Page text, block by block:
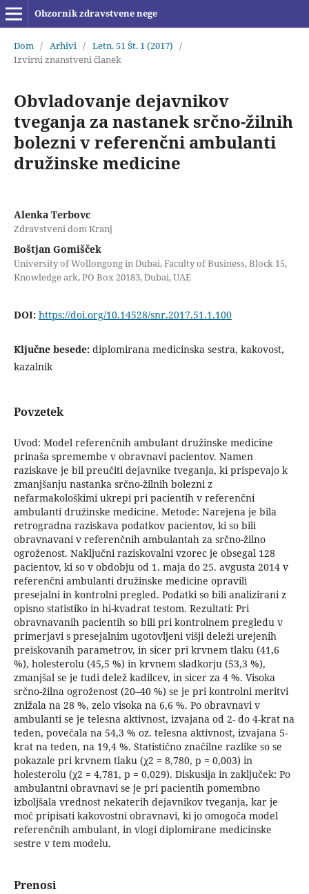
Obzornik zdravstvene nege
Dom / Arhivi / Letn. 51 Št. 1 (2017) /
Izvirni znanstveni članek
Obvladovanje dejavnikov
tveganja za nastanek srčno-žilnih
bolezni v referenčni ambulanti
družinske medicine
Alenka Terbovc
Zdravstveni dom Kranj
Boštjan Gomišček
University of Wollongong in Dubai, Faculty of Business, Block 15,
Knowledge ark, PO Box 20183, Dubai, UAE
DOI: https://doi.org/10.14528/snr.2017.51.1.100
Ključne besede: diplomirana medicinska sestra, kakovost,
kazalnik
Povzetek
Uvod: Model referenčnih ambulant družinske medicine
prinaša spremembe v obravnavi pacientov. Namen
raziskave je bil preučiti dejavnike tveganja, ki prispevajo k
zmanjšanju nastanka srčno-žilnih bolezni z
nefarmakološkimi ukrepi pri pacientih v referenčni
ambulanti družinske medicine. Metode: Narejena je bila
retrogradna raziskava podatkov pacientov, ki so bili
obravnavani v referenčnih ambulantah za srčno-žilno
ogroženost. Naključni raziskovalni vzorec je obsegal 128
pacientov, ki so v obdobju od 1. maja do 25. avgusta 2014 v
referenčni ambulanti družinske medicine opravili
presejalni in kontrolni pregled. Podatki so bili analizirani z
opisno statistiko in hi-kvadrat testom. Rezultati: Pri
obravnavanih pacientih so bili pri kontrolnem pregledu v
primerjavi s presejalnim ugotovljeni višji deleži urejenih
preiskovanih parametrov, in sicer pri krvnem tlaku (41,6
%), holesterolu (45,5 %) in krvnem sladkorju (53,3 %),
zmanjšal se je tudi delež kadilcev, in sicer za 4 %. Visoka
srčno-žilna ogroženost (20–40 %) se je pri kontrolni meritvi
znižala na 28 %, zelo visoka na 6,6 %. Po obravnavi v
ambulanti se je telesna aktivnost, izvajana od 2- do 4-krat na
teden, povečala na 54,3 % oz. telesna aktivnost, izvajana 5-
krat na teden, na 19,4 %. Statistično značilne razlike so se
pokazale pri krvnem tlaku (χ2 = 8,780, p = 0,003) in
holesterolu (χ2 = 4,781, p = 0,029). Diskusija in zaključek: Po
ambulantni obravnavi se je pri pacientih pomembno
izboljšala vrednost nekaterih dejavnikov tveganja, kar je
moč pripisati kakovostni obravnavi, ki jo omogoča model
referenčnih ambulant, in vlogi diplomirane medicinske
sestre v tem modelu.
Prenosi